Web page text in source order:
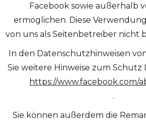
Facebook sowie außerhalb
ermöglichen. Diese
von uns als Seitenbetreiber nicht
In den Datenschutzhinweisen
Sie weitere Hinweise zum Schutz
https://www.facebook.com/
.
Sie können außerdem die